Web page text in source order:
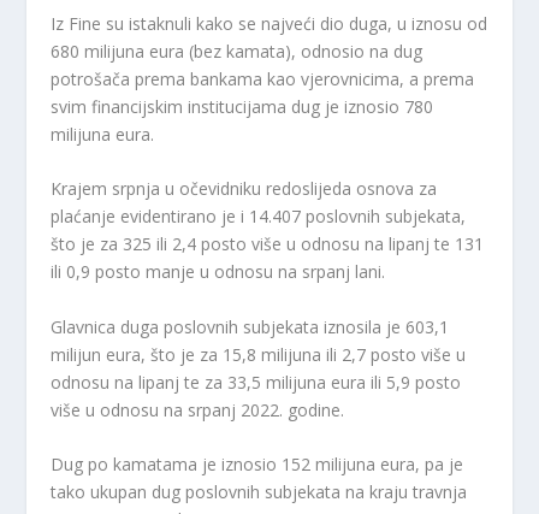
Iz Fine su istaknuli kako se najveći dio duga, u iznosu od
680 milijuna eura (bez kamata), odnosio na dug
potrošača prema bankama kao vjerovnicima, a prema
svim financijskim institucijama dug je iznosio 780
milijuna eura.
Krajem srpnja u očevidniku redoslijeda osnova za
plaćanje evidentirano je i 14.407 poslovnih subjekata,
što je za 325 ili 2,4 posto više u odnosu na lipanj te 131
ili 0,9 posto manje u odnosu na srpanj lani.
Glavnica duga poslovnih subjekata iznosila je 603,1
milijun eura, što je za 15,8 milijuna ili 2,7 posto više u
odnosu na lipanj te za 33,5 milijuna eura ili 5,9 posto
više u odnosu na srpanj 2022. godine.
Dug po kamatama je iznosio 152 milijuna eura, pa je
tako ukupan dug poslovnih subjekata na kraju travnja